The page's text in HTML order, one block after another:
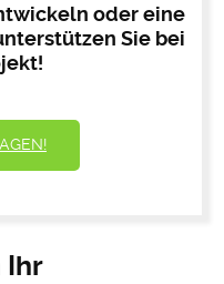
oder eine
Sie bei
Ihr